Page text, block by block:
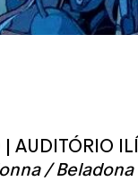
AUDITÓRIO
/ Beladona